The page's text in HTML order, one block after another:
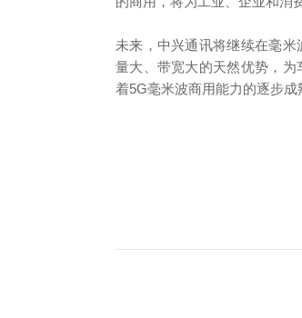
未来，中兴通讯将继续在毫
量大、带宽大的天然优势，
着5G毫米波商用能力的逐步成